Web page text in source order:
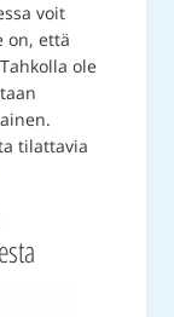
voit
on, että
ole
tilattavia